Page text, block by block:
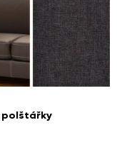
polštářky